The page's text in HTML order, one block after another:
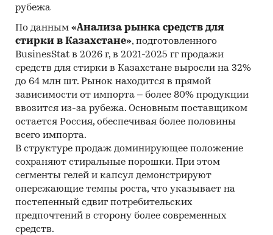
Eurostat.
Печатные и электронные деловые и
специализированные издания,
аналитические обзоры.
Ресурсы сети Интернет в России и мире.
Экспертные опросы.
Материалы участников отечественного и
мирового рынков.
Результаты исследований маркетинговых и
консалтинговых агентств.
Материалы отраслевых учреждений и базы
данных.
рубежа
По данным «Анализа рынка средств для
стирки в Казахстане», подготовленного
BusinesStat в 2026 г, в 2021-2025 гг продажи
средств для стирки в Казахстане выросли на 32%
до 64 млн шт. Рынок находится в прямой
зависимости от импорта – более 80% продукции
ввозится из-за рубежа. Основным поставщиком
остается Россия, обеспечивая более половины
всего импорта.
В структуре продаж доминирующее положение
сохраняют стиральные порошки. При этом
сегменты гелей и капсул демонстрируют
опережающие темпы роста, что указывает на
постепенный сдвиг потребительских
предпочтений в сторону более современных
средств.